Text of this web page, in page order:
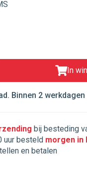
In
Binnen 2 werkdagen
bij besteding
uur besteld morgen in
en betalen